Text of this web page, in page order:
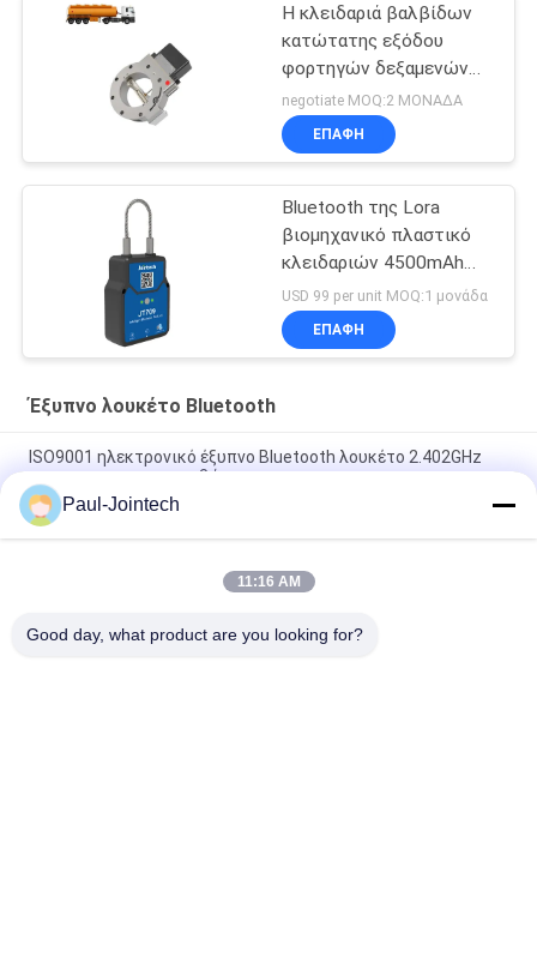
Η κλειδαριά βαλβίδων
κατώτατης εξόδου
φορτηγών δεξαμενών
πετρελαίου έξυπνη
ξεκλειδώνει με το IEC
την πρώην πιστοποίηση
negotiate MOQ:2 ΜΟΝΑΔΑ
ΕΠΑΦΉ
Bluetooth της Lora
βιομηχανικό πλαστικό
κλειδαριών 4500mAh
βαλβίδων λουκέτων
ΠΣΤ ακολουθώντας
USD 99 per unit MOQ:1 μονάδα
ΕΠΑΦΉ
Έξυπνο λουκέτο Bluetooth
ISO9001 ηλεκτρονικό έξυπνο Bluetooth λουκέτο 2.402GHz
για το εμπορευματοκιβώτιο
Ηλεκτρονικό έξυπνο Bluetooth λουκέτο 3G με την μπαταρία
20000mAh
Το CE ενέκρινε το μίνι αντίκτυπο κλειδαριών ιχνηλατών ΠΣΤ
Paul-Jointech
11:16 AM
Good day, what product are you looking for?